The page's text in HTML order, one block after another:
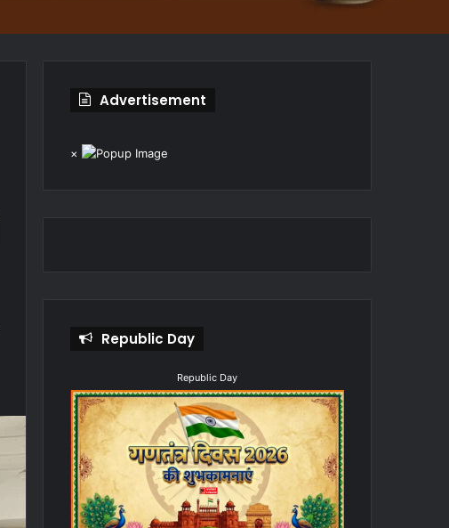
Advertisement
×
Republic Day
Republic Day